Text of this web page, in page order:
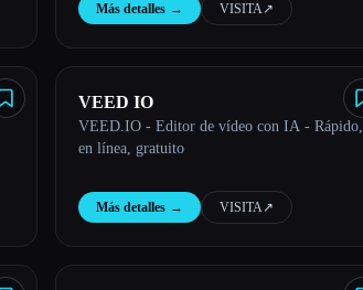
Más detalles → VISITA↗︎
VEED IO
VEED.IO - Editor de vídeo con IA - Rápido,
en línea, gratuito
Más detalles → VISITA↗︎